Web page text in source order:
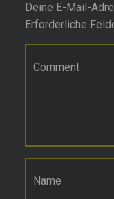
Deine E-Mail-
Erforderliche
Name
*